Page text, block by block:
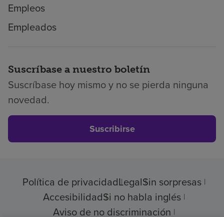
Empleos
Empleados
Suscríbase a nuestro boletín
Suscríbase hoy mismo y no se pierda ninguna
novedad.
Suscribirse
Política de privacidadLegalSin sorpresas
AccesibilidadSi no habla inglés
Aviso de no discriminación